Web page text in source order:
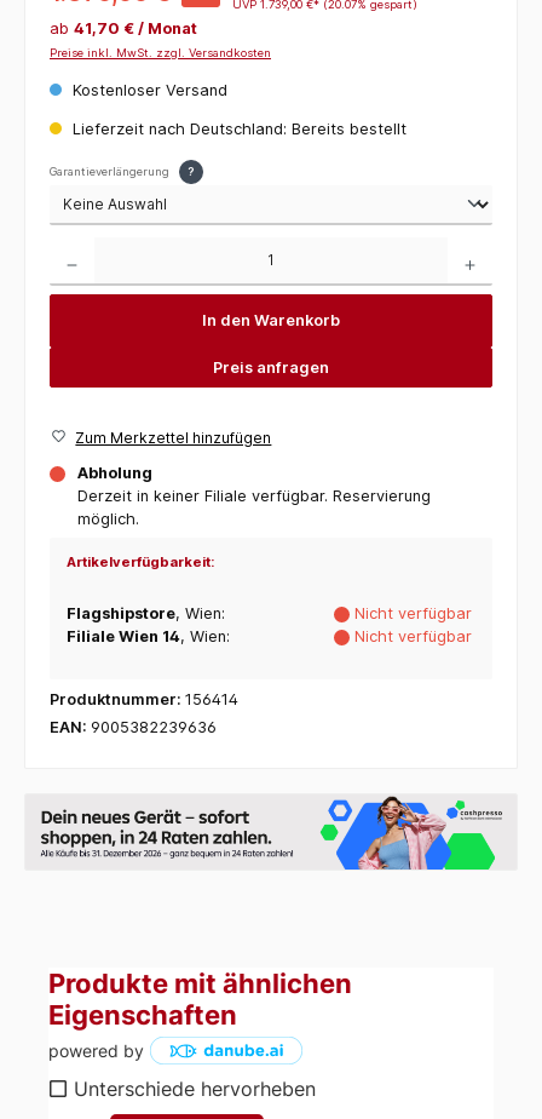
UVP 1.739,00 €* (20.07% gespart)
ab 41,70 € / Monat
Preise inkl. MwSt. zzgl. Versandkosten
Kostenloser Versand
Lieferzeit nach Deutschland: Bereits bestellt
Garantieverlängerung ?
In den Warenkorb
Preis anfragen
Zum Merkzettel hinzufügen
Abholung
Derzeit in keiner Filiale verfügbar. Reservierung
möglich.
Artikelverfügbarkeit:
Flagshipstore, Wien:
Nicht verfügbar
Filiale Wien 14, Wien: Nicht verfügbar
Produktnummer: 156414
EAN: 9005382239636